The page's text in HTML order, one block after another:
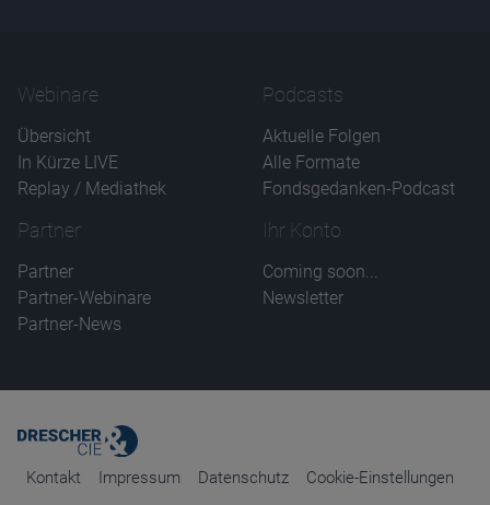
Webinare
Übersicht
In Kürze LIVE
Replay / Mediathek
Podcasts
Aktuelle Folgen
Alle Formate
Fondsgedanken-Podcast
Partner
Partner
Partner-Webinare
Partner-News
Ihr Konto
Coming soon...
Newsletter
Kontakt Impressum Datenschutz Cookie-Einstellungen